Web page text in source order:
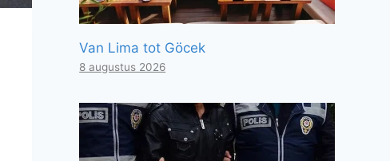
Van Lima tot Göcek
8 augustus 2026